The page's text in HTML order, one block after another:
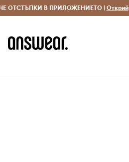
70 EUR Доставка 1-5 дни
ОТСТЪПКИ В ПРИЛОЖЕНИЕТО | Открий